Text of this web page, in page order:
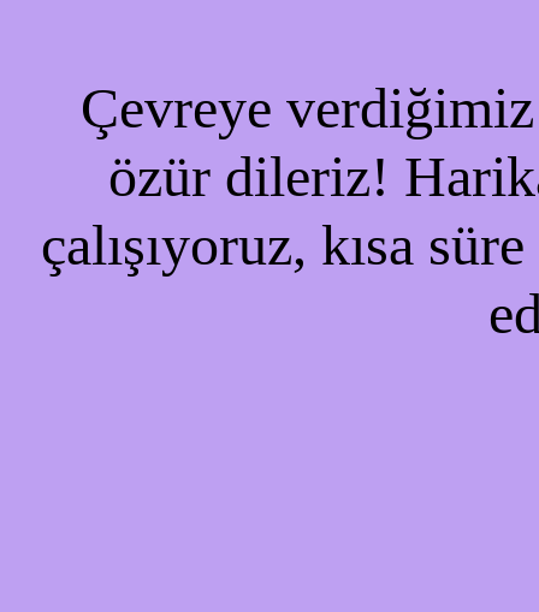
Çevreye verdiğimiz
özür dileriz!
çalışıyoruz, kısa